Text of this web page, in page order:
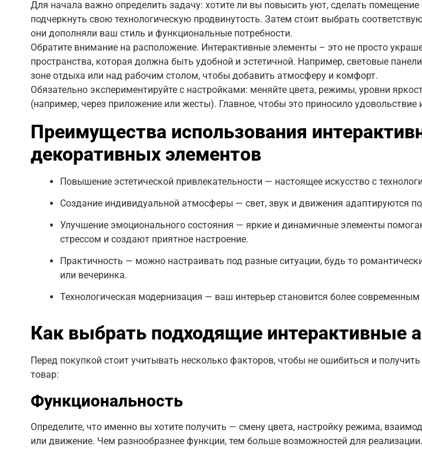
Для начала важно определить задачу: хотите ли вы повысить уют, сделать
подчеркнуть свою технологическую продвинутость. Затем стоит выбрать
они дополняли ваш стиль и функциональные потребности.
Обратите внимание на расположение. Интерактивные элементы – это не просто
пространства, которая должна быть удобной и эстетичной. Например, световые
зоне отдыха или над рабочим столом, чтобы добавить атмосферу и комфорт.
Обязательно экспериментируйте с настройками: меняйте цвета, режимы, уровни
(например, через приложение или жесты). Главное, чтобы это приносило удовольствие
Преимущества использования
декоративных элементов
Повышение эстетической привлекательности — настоящее искусство с
Создание индивидуальной атмосферы — свет, звук и движения адаптируются
Улучшение эмоционального состояния — яркие и динамичные элементы
стрессом и создают приятное настроение.
Практичность — можно настраивать под разные ситуации, будь то
или вечеринка.
Технологическая модернизация — ваш интерьер становится более
Как выбрать подходящие интерактивные
Перед покупкой стоит учитывать несколько факторов, чтобы не ошибиться и
товар:
Функциональность
Определите, что именно вы хотите получить — смену цвета, настройку режима,
или движение. Чем разнообразнее функции, тем больше возможностей для реализации.